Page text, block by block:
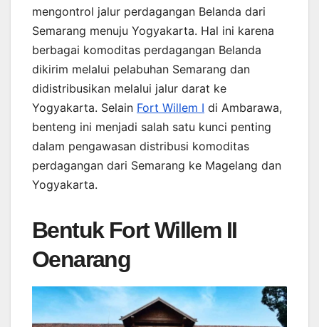
mengontrol jalur perdagangan Belanda dari
Semarang menuju Yogyakarta. Hal ini karena
berbagai komoditas perdagangan Belanda
dikirim melalui pelabuhan Semarang dan
didistribusikan melalui jalur darat ke
Yogyakarta. Selain Fort Willem I di Ambarawa,
benteng ini menjadi salah satu kunci penting
dalam pengawasan distribusi komoditas
perdagangan dari Semarang ke Magelang dan
Yogyakarta.
Bentuk Fort Willem II
Oenarang